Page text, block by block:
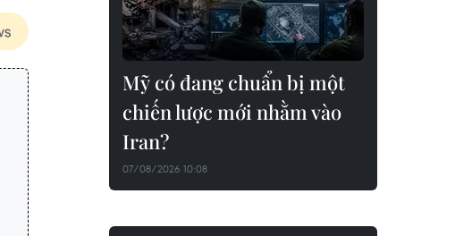
Mỹ có đang chuẩn bị một
chiến lược mới nhằm vào
Iran?
07/08/2026 10:08